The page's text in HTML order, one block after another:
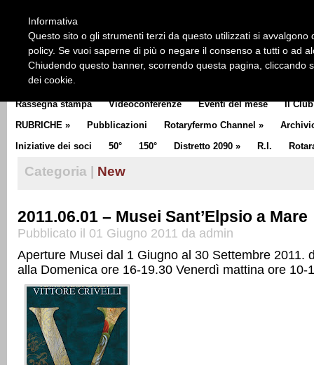
CLUB COMMUNICATOR
Rassegna stampa Videoconferenze Eventi del mese Il Club
RUBRICHE » Pubblicazioni Rotaryfermo Channel »
Iniziative dei soci
50° 150° Distretto 2090 » R.I.
Categoria | New
2011.06.01 – Musei Sant’Elpsio a Mare
Pubblicato il 01 Giugno 2011 da admin
Aperture Musei dal 1 Giugno al 30 Settembre 2011.
alla Domenica ore 16-19.30 Venerdì mattina ore 10-
Informativa
Questo sito o gli strumenti terzi da questo utilizzati si
policy. Se vuoi saperne di più o negare il consenso a tutti o ad
Chiudendo questo banner, scorrendo questa pagina, cliccando
dei cookie.